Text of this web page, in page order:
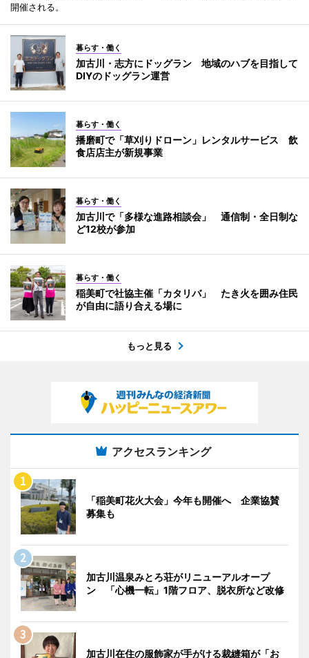
開催される。
暮らす・働く
加古川・志方にドッグラン 地域のハブを目指して
DIYのドッグラン運営
暮らす・働く
播磨町で「草刈りドローン」レンタルサービス 飲
食店店主が新規事業
暮らす・働く
加古川で「多様な進路相談会」 通信制・全日制な
ど12校が参加
暮らす・働く
稲美町で社協主催「カタリバ」 たき火を囲み住民
が自由に語り合える場に
もっと見る
アクセスランキング
「稲美町花火大会」今年も開催へ 企業協賛
募集も
加古川温泉みとろ荘がリニューアルオープ
ン 「心機一転」1階フロア、脱衣所など改修
加古川在住の服飾家が手がける裁縫箱が「お